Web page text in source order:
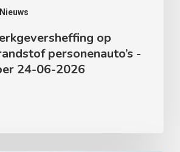
Nieuws
op
personenauto’s -
24-06-2026